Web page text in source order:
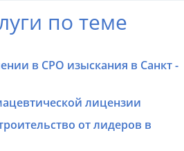
по теме
в СРО изыскания в Санкт -
лицензии
от лидеров в